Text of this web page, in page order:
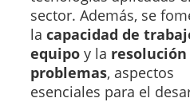
sector. Además, se
la capacidad de
equipo y la resolución
problemas, aspectos
esenciales para el